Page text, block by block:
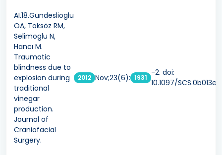
AI.18.Gundeslioglu
OA, Toksöz RM,
Selimoglu N,
Hancı M.
Traumatic
blindness due to
explosion during
traditional
vinegar
production.
Journal of
Craniofacial
Surgery.
2012 Nov;23(6): 1931
-2. doi:
10.1097/